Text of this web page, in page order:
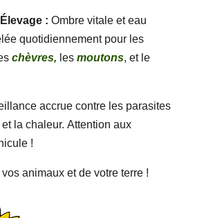
: Ombre vitale et eau
quotidiennement pour les
chèvres, les moutons, et le
accrue contre les parasites
et la chaleur. Attention aux
!
animaux et de votre terre !